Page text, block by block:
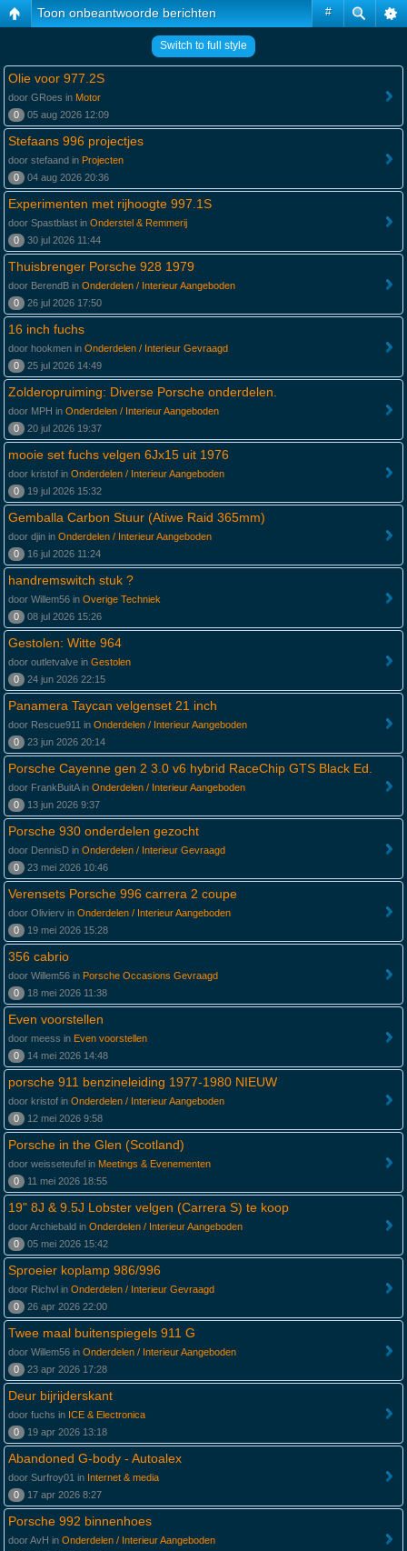
#
Toon onbeantwoorde berichten
Switch to full style
Olie voor 977.2S
door GRoes in Motor
0
05 aug 2026 12:09
Stefaans 996 projectjes
door stefaand in Projecten
0
04 aug 2026 20:36
Experimenten met rijhoogte 997.1S
door Spastblast in Onderstel & Remmerij
0
30 jul 2026 11:44
Thuisbrenger Porsche 928 1979
door BerendB in Onderdelen / Interieur Aangeboden
0
26 jul 2026 17:50
16 inch fuchs
door hookmen in Onderdelen / Interieur Gevraagd
0
25 jul 2026 14:49
Zolderopruiming: Diverse Porsche onderdelen.
door MPH in Onderdelen / Interieur Aangeboden
0
20 jul 2026 19:37
mooie set fuchs velgen 6Jx15 uit 1976
door kristof in Onderdelen / Interieur Aangeboden
0
19 jul 2026 15:32
Gemballa Carbon Stuur (Atiwe Raid 365mm)
door djin in Onderdelen / Interieur Aangeboden
0
16 jul 2026 11:24
handremswitch stuk ?
door Willem56 in Overige Techniek
0
08 jul 2026 15:26
Gestolen: Witte 964
door outletvalve in Gestolen
0
24 jun 2026 22:15
Panamera Taycan velgenset 21 inch
door Rescue911 in Onderdelen / Interieur Aangeboden
0
23 jun 2026 20:14
Porsche Cayenne gen 2 3.0 v6 hybrid RaceChip GTS Black Ed.
door FrankBuitA in Onderdelen / Interieur Aangeboden
0
13 jun 2026 9:37
Porsche 930 onderdelen gezocht
door DennisD in Onderdelen / Interieur Gevraagd
0
23 mei 2026 10:46
Verensets Porsche 996 carrera 2 coupe
door Olivierv in Onderdelen / Interieur Aangeboden
0
19 mei 2026 15:28
356 cabrio
door Willem56 in Porsche Occasions Gevraagd
0
18 mei 2026 11:38
Even voorstellen
door meess in Even voorstellen
0
14 mei 2026 14:48
porsche 911 benzineleiding 1977-1980 NIEUW
door kristof in Onderdelen / Interieur Aangeboden
0
12 mei 2026 9:58
Porsche in the Glen (Scotland)
door weisseteufel in Meetings & Evenementen
0
11 mei 2026 18:55
19" 8J & 9.5J Lobster velgen (Carrera S) te koop
door Archiebald in Onderdelen / Interieur Aangeboden
0
05 mei 2026 15:42
Sproeier koplamp 986/996
door Richvl in Onderdelen / Interieur Gevraagd
0
26 apr 2026 22:00
Twee maal buitenspiegels 911 G
door Willem56 in Onderdelen / Interieur Aangeboden
0
23 apr 2026 17:28
Deur bijrijderskant
door fuchs in ICE & Electronica
0
19 apr 2026 13:18
Abandoned G-body - Autoalex
door Surfroy01 in Internet & media
0
17 apr 2026 8:27
Porsche 992 binnenhoes
door AvH in Onderdelen / Interieur Aangeboden